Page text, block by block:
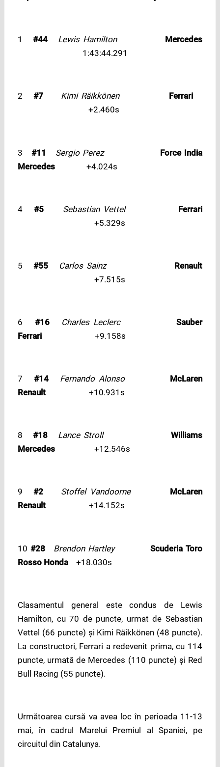
1#44 Lewis Hamilton
Mercedes
1:43:44.291
2 #7 Kimi Räikkönen
Ferrari
+2.460s
3#11 Sergio Perez
Force India
Mercedes +4.024s
4#5 Sebastian Vettel
Ferrari
+5.329s
5#55 Carlos Sainz
Renault
+7.515s
6 #16 Charles Leclerc
Sauber
Ferrari +9.158s
7#14 Fernando Alonso
McLaren
Renault +10.931s
8 #18 Lance Stroll
Williams
Mercedes +12.546s
9#2 Stoffel Vandoorne
McLaren
Renault +14.152s
10 #28 Brendon Hartley
Scuderia Toro
Rosso Honda +18.030s
Clasamentul general este condus de Lewis
Hamilton, cu 70 de puncte, urmat de Sebastian
Vettel (66 puncte) și Kimi Räikkönen (48 puncte).
La constructori, Ferrari a redevenit prima, cu 114
puncte, urmată de Mercedes (110 puncte) și Red
Bull Racing (55 puncte).
Următoarea cursă va avea loc în perioada 11-13
mai, în cadrul Marelui Premiul al Spaniei, pe
circuitul din Catalunya.